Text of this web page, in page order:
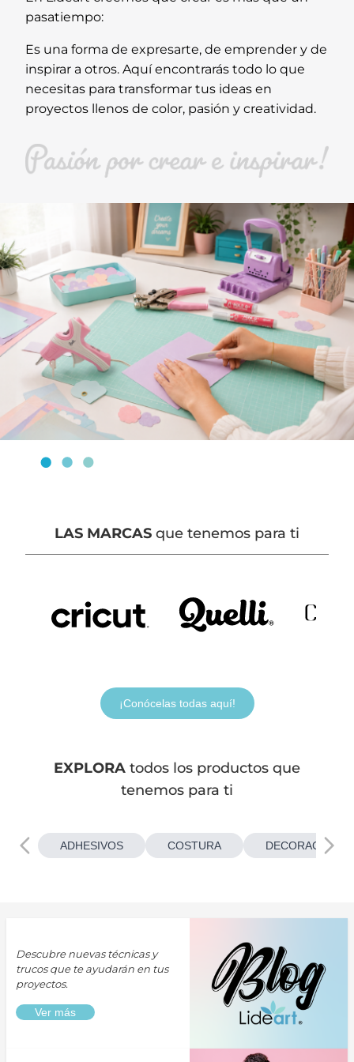
pasatiempo:
Es una forma de expresarte, de emprender y de
inspirar a otros. Aquí encontrarás todo lo que
necesitas para transformar tus ideas en
proyectos llenos de color, pasión y creatividad.
LAS MARCAS que tenemos para ti
¡Conócelas todas aquí!
EXPLORA todos los productos que
tenemos para ti
ADHESIVOS COSTURA
Descubre nuevas técnicas y
trucos que te ayudarán en tus
proyectos.
Ver más